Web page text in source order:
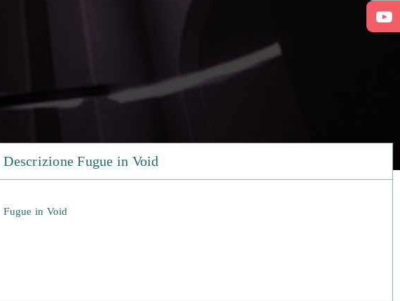
Descrizione Fugue in Void
Fugue in Void